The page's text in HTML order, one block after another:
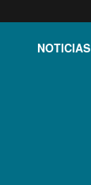
NOTICIAS